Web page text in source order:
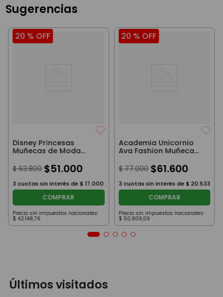
Sugerencias
20 % OFF
Disney Princesas
Muñecas de Moda
$ 63.800 $51.000
3 cuotas sin interés de $17.000
COMPRAR
Precio sin impuestos nacionales:
$ 42.148,76
20 % OFF
Academia Unicornio
Ava Fashion Muñeca
$ 77.000 $61.600
3 cuotas sin interés de $ 20.533
COMPRAR
Precio sin impuestos nacionales:
$ 50.909,09
Últimos visitados